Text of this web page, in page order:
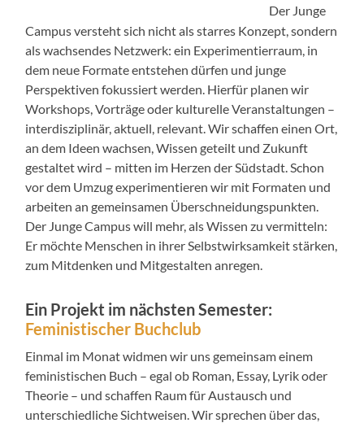
Der Junge
Campus versteht sich nicht als starres Konzept, sondern
als wachsendes Netzwerk: ein Experimentierraum, in
dem neue Formate entstehen dürfen und junge
Perspektiven fokussiert werden. Hierfür planen wir
Workshops, Vorträge oder kulturelle Veranstaltungen –
interdisziplinär, aktuell, relevant. Wir schaffen einen Ort,
an dem Ideen wachsen, Wissen geteilt und Zukunft
gestaltet wird – mitten im Herzen der Südstadt. Schon
vor dem Umzug experimentieren wir mit Formaten und
arbeiten an gemeinsamen Überschneidungspunkten.
Der Junge Campus will mehr, als Wissen zu vermitteln:
Er möchte Menschen in ihrer Selbstwirksamkeit stärken,
zum Mitdenken und Mitgestalten anregen.
Ein Projekt im nächsten Semester:
Feministischer Buchclub
Einmal im Monat widmen wir uns gemeinsam einem
feministischen Buch – egal ob Roman, Essay, Lyrik oder
Theorie – und schaffen Raum für Austausch und
unterschiedliche Sichtweisen. Wir sprechen über das,